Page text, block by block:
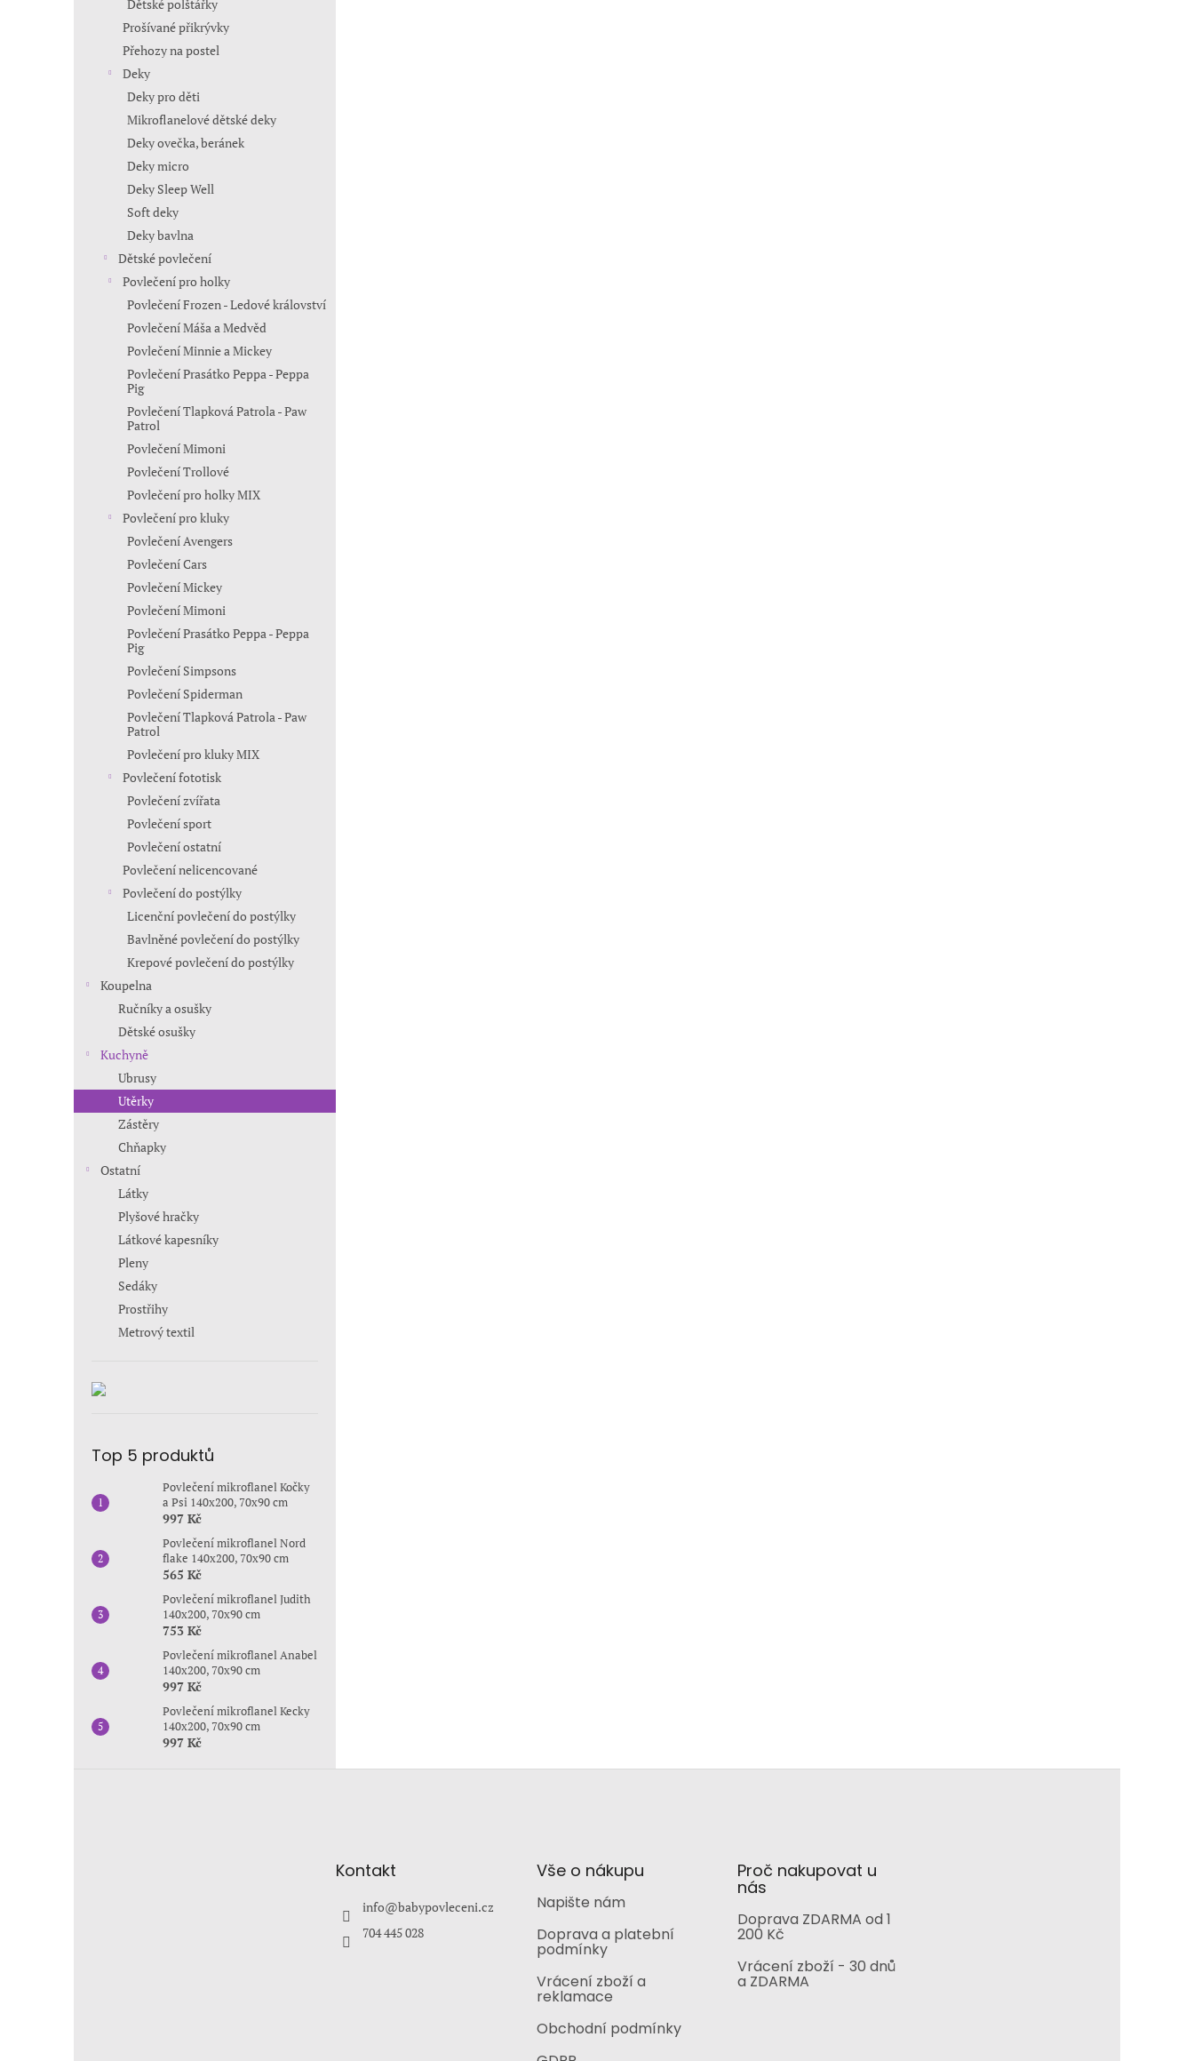
Dětské polštářky
Prošívané přikrývky
Přehozy na postel
Deky
Deky pro děti
Mikroflanelové dětské deky
Deky ovečka, beránek
Deky micro
Deky Sleep Well
Soft deky
Deky bavlna
Dětské povlečení
Povlečení pro holky
Povlečení Frozen - Ledové království
Povlečení Máša a Medvěd
Povlečení Minnie a Mickey
Povlečení Prasátko Peppa - Peppa
Pig
Povlečení Tlapková Patrola - Paw
Patrol
Povlečení Mimoni
Povlečení Trollové
Povlečení pro holky MIX
Povlečení pro kluky
Povlečení Avengers
Povlečení Cars
Povlečení Mickey
Povlečení Mimoni
Povlečení Prasátko Peppa - Peppa
Pig
Povlečení Simpsons
Povlečení Spiderman
Povlečení Tlapková Patrola - Paw
Patrol
Povlečení pro kluky MIX
Povlečení fototisk
Povlečení zvířata
Povlečení sport
Povlečení ostatní
Povlečení nelicencované
Povlečení do postýlky
Licenční povlečení do postýlky
Bavlněné povlečení do postýlky
Krepové povlečení do postýlky
Koupelna
Ručníky a osušky
Dětské osušky
Kuchyně
Ubrusy
Utěrky
Zástěry
Chňapky
Ostatní
Látky
Plyšové hračky
Látkové kapesníky
Pleny
Sedáky
Prostřihy
Metrový textil
Top 5 produktů
Povlečení mikroflanel Kočky
a Psi 140x200, 70x90 cm
997 Kč
Povlečení mikroflanel Nord
flake 140x200, 70x90 cm
565 Kč
Povlečení mikroflanel Judith
140x200, 70x90 cm
753 Kč
Povlečení mikroflanel Anabel
140x200, 70x90 cm
997 Kč
Povlečení mikroflanel Kecky
140x200, 70x90 cm
997 Kč
Kontakt
info@babypovleceni.cz
704 445 028
Vše o nákupu
Napište nám
Doprava a platební
podmínky
Vrácení zboží a
reklamace
Obchodní podmínky
Proč nakupovat u
nás
Doprava ZDARMA od 1
200 Kč
Vrácení zboží - 30 dnů
a ZDARMA